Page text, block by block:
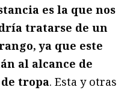
es la que nos
tratarse de un
ya que este
al alcance de
tropa. Esta y otras